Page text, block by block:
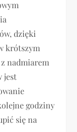
dzięki
krótszym
nadmiarem
jest
godziny
się na